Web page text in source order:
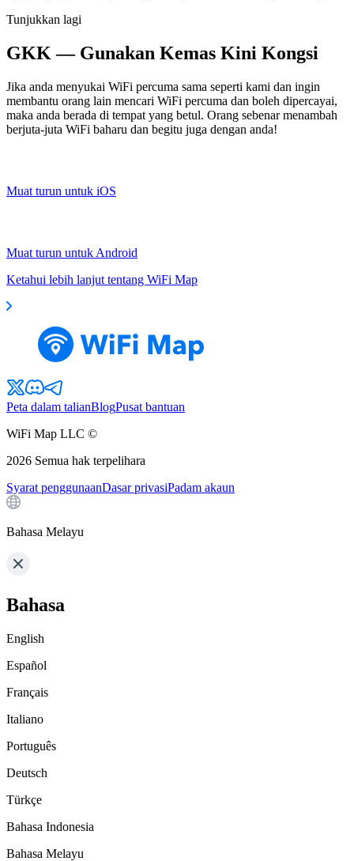
Tunjukkan lagi
GKK — Gunakan Kemas Kini Kongsi
Jika anda menyukai WiFi percuma sama seperti kami dan ingin
membantu orang lain mencari WiFi percuma dan boleh dipercayai,
maka anda berada di tempat yang betul. Orang sebenar menambah
berjuta-juta WiFi baharu dan begitu juga dengan anda!
Muat turun untuk iOS
Muat turun untuk Android
Ketahui lebih lanjut tentang WiFi Map
Peta dalam talianBlogPusat bantuan
WiFi Map LLC ©
2026 Semua hak terpelihara
Syarat penggunaanDasar privasiPadam akaun
Bahasa Melayu
Bahasa
English
Español
Français
Italiano
Português
Deutsch
Türkçe
Bahasa Indonesia
Bahasa Melayu